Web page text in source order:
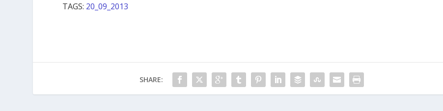
TAGS: 20_09_2013
SHARE: